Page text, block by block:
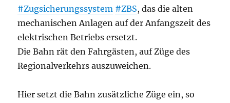
#Zugsicherungssystem #ZBS, das die alten
mechanischen Anlagen auf der Anfangszeit des
elektrischen Betriebs ersetzt.
Die Bahn rät den Fahrgästen, auf Züge des
Regionalverkehrs auszuweichen.
Hier setzt die Bahn zusätzliche Züge ein, so